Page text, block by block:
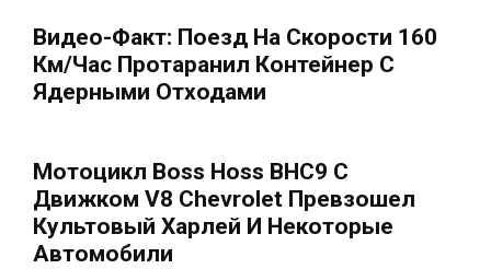
Видео-Факт: Поезд На Скорости 160
Км/час Протаранил Контейнер С
Ядерными Отходами
Мотоцикл Boss Hoss BHC9 С
Движком V8 Chevrolet Превзошел
Культовый Харлей И Некоторые
Автомобили